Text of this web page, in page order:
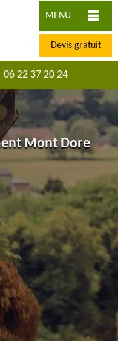
MENU
Devis gratuit
06 22 37 20 24
Mont Dore